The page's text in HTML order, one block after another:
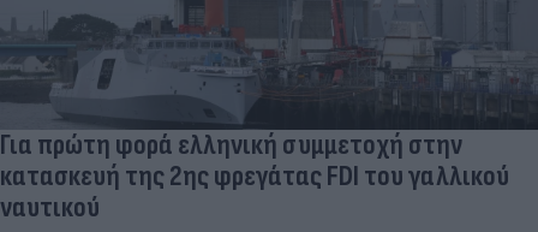
Για πρώτη φορά ελληνική συμμετοχή στην
κατασκευή της 2ης φρεγάτας FDI του γαλλικού
ναυτικού